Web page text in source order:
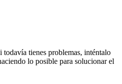
todavía tienes problemas, inténtalo
lo posible para solucionar el